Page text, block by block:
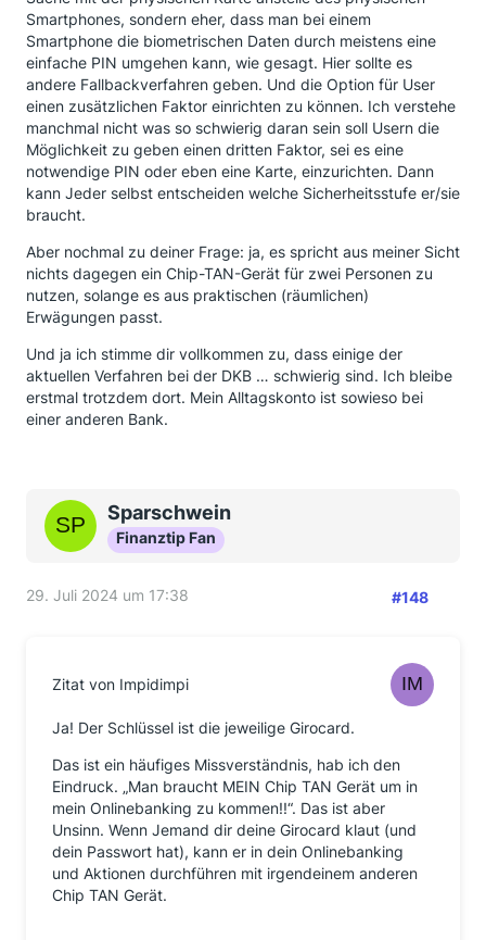
Smartphones, sondern eher, dass man bei einem
Smartphone die biometrischen Daten durch meistens eine
einfache PIN umgehen kann, wie gesagt. Hier sollte es
andere Fallbackverfahren geben. Und die Option für User
einen zusätzlichen Faktor einrichten zu können. Ich verstehe
manchmal nicht was so schwierig daran sein soll Usern die
Möglichkeit zu geben einen dritten Faktor, sei es eine
notwendige PIN oder eben eine Karte, einzurichten. Dann
kann Jeder selbst entscheiden welche Sicherheitsstufe er/sie
braucht.
Aber nochmal zu deiner Frage: ja, es spricht aus meiner Sicht
nichts dagegen ein Chip-TAN-Gerät für zwei Personen zu
nutzen, solange es aus praktischen (räumlichen)
Erwägungen passt.
Und ja ich stimme dir vollkommen zu, dass einige der
aktuellen Verfahren bei der DKB … schwierig sind. Ich bleibe
erstmal trotzdem dort. Mein Alltagskonto ist sowieso bei
einer anderen Bank.
Sparschwein
Finanztip Fan
29. Juli 2024 um 17:38 #148
Zitat von Impidimpi
Ja! Der Schlüssel ist die jeweilige Girocard.
Das ist ein häufiges Missverständnis, hab ich den
Eindruck. „Man braucht MEIN Chip TAN Gerät um in
mein Onlinebanking zu kommen!!“. Das ist aber
Unsinn. Wenn Jemand dir deine Girocard klaut (und
dein Passwort hat), kann er in dein Onlinebanking
und Aktionen durchführen mit irgendeinem anderen
Chip TAN Gerät.